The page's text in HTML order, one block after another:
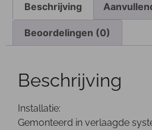
Beschrijving
Beoordelingen (0)
Beschrijving
Installatie:
Gemonteerd in verlaagde